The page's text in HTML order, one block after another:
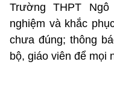
Trường THPT
nghiệm và khắc
chưa đúng; thông
bộ, giáo viên để mọi